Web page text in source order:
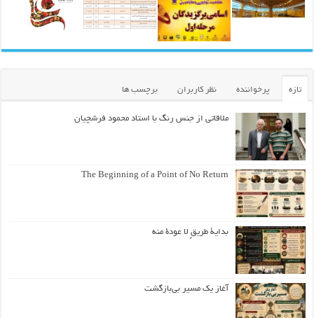
تازه پرخواننده نظر کاربران برچسب ها
ملاقاتی از جنس رنگ با استاد محمود فرشچیان
The Beginning of a Point of No Return
بداية طريقٍ لا عودة منه
آغاز یک مسیر بی‌بازگشت